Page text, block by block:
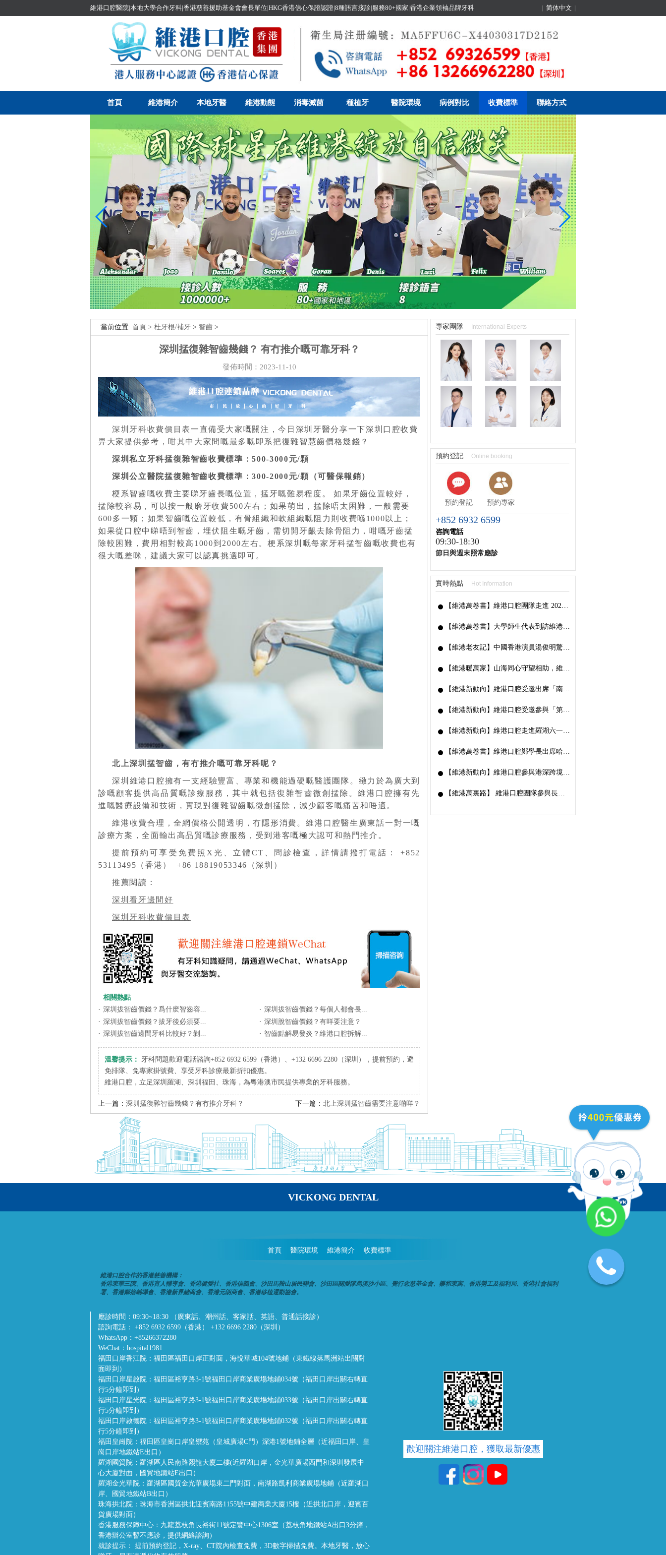
維港口腔醫院|本地大學合作牙科|香港慈善援助基金會會長單位|HKG香港信心保證認證|8種語言接診|服務80+國家|香港企業領袖品牌牙科 | 简体中文 |
首頁 維港簡介 本地牙醫 維港動態 消毒滅菌 種植牙 醫院環境 病例對比 收費標準 聯絡方式
當前位置: 首頁 >杜牙根/補牙 > 智齒 >
深圳掹復雜智齒幾錢？ 有冇推介嘅可靠牙科？
發佈時間：2023-11-10
深圳牙科收費價目表一直備受大家嘅關注，今日深圳牙醫分享一下深圳口腔收費
畀大家提供參考，咁其中大家問嘅最多嘅即系把復雜智慧齒價格幾錢？
深圳私立牙科掹復雜智齒收費標準：500-3000元/顆
深圳公立醫院掹復雜智齒收費標準：300-2000元/顆（可醫保報銷）
梗系智齒嘅收費主要睇牙齒長嘅位置，掹牙嘅難易程度。 如果牙齒位置較好，
掹除較容易，可以按一般磨牙收費500左右；如果萌出，掹除唔太困難，一般需要
600多一顆；如果智齒嘅位置較低，有骨組織和軟組織嘅阻力則收費喺1000 以上；
如果從口腔中睇唔到智齒，埋伏阻生嘅牙齒，需切開牙齦去除骨阻力，咁嘅牙齒掹
除較困難，費用相對較高 1000到 2000左右。梗系深圳嘅每家牙科掹智齒嘅收費也有
很大嘅差咪，建議大家可以認真挑選即可。
北上深圳掹智齒 ，有冇推介嘅可靠牙科呢？
深圳維港口腔擁有一支經驗豐富、專業和機能過硬嘅醫護團隊。緻力於為廣大到
診嘅顧客提供高品質嘅診療服務，其中就包括復雜智齒微創掹除。維港口腔擁有先
進嘅醫療設備和技術，實現對復雜智齒嘅微創掹除，減少顧客嘅痛苦和唔適。
維港收費合理，全網價格公開透明，冇隱形消費。維港口腔醫生廣東話一對一嘅
診療方案，全面輸出高品質嘅診療服務，受到港客嘅極大認可和熱門推介。
提前預約可享受免費照X光、立體CT、問診檢查，詳情請撥打電話： +852
53113495（香港） +86 18819053346（深圳）
推薦閱讀：
深圳看牙邊間好
深圳牙科收費價目表
相關熱點
· 深圳拔智齒價錢？爲什麽智齒容... · 深圳拔智齒價錢？每個人都會長...
· 深圳拔智齒價錢？拔牙後必須要... · 深圳脫智齒價錢？有咩要注意？
· 深圳拔智齒邊間牙科比較好？剝... · 智齒點解易發炎？維港口腔拆解...
溫馨提示：
牙科問題歡迎電話諮詢+852 6932 6599（香港）、+132 6696 2280（深圳），提前預約，避
免排隊、免專家掛號費、享受牙科診療最新折扣優惠。
維港口腔，立足深圳羅湖、深圳福田、珠海，為粵港澳市民提供專業的牙科服務。
上一篇： 深圳掹復雜智齒幾錢？有冇推介牙科？ 下一篇： 北上深圳掹智齒需要注意啲咩？
專家團隊 International Experts
預約登記 Online booking
預約登記 預約專家
+852 6932 6599
咨詢電話
09:30-18:30
節日與週末照常應診
實時熱點 Hot Information
【維港萬卷書】維港口腔團隊走進 2026 香港書展：以閱讀拓視野，以學習築專業
【維港萬卷書】大學師生代表到訪維港口腔參觀交流，深化校企合作共促口腔醫學發展
【維港老友記】中國香港演員湯俊明驚喜現身維港口腔羅湖國貿院，擔任「明星一日店長」
【維港暖萬家】山海同心守望相助，維港口腔向廣西捐資數萬元傳遞溫暖善意
【維港新動向】維港口腔受邀出席「南湖100」品牌發佈會，榮獲南湖街道突出貢獻企業殊榮
【維港新動向】維港口腔受邀參與「第五屆香港潮州節」，推廣僑批文化，共促潮港交流
【維港新動向】維港口腔走進羅湖六一遊園會｜義診送關懷，守護小朋友牙齒健康
【維港萬卷書】維港口腔鄭學長出席哈工大「AI 時代下的灣區新航線」商學思享交流會
【維港新動向】維港口腔參與港深跨境學童港校通活動，搭建兩地學童溝通橋樑
【維港萬裏路】 維港口腔團隊參與長洲太平清醮 感受非遺文化魅力
VICKONG DENTAL
首頁 醫院環境 維港簡介 收費標準
維港口腔合作的香港慈善機構：
香港東華三院、香港盲人輔導會、香港健愛社、香港信義會、沙田馬鞍山居民聯會、沙田區關愛隊烏溪沙小區、覺行念慈基金會、樂和東寓、香港勞工及福利局、香港社會福利
署、香港鄰捨輔導會、香港新界總商會、香港元朗商會、香港移植運動協會。
應診時間： 09:30~18:30 （廣東話、潮州話、客家話、英語、普通話接診）
諮詢電話：
+852 6932 6599（香港） +132 6696 2280（深圳）
WhatsApp： +85266372280
WeChat： hospital1981
福田口岸香江院： 福田區福田口岸正對面，海悅華城104號地鋪（東鐵線落馬洲站出關對
面即到）
福田口岸星啟院： 福田區裕亨路3-1號福田口岸商業廣場地鋪034號（福田口岸出關右轉直
行5分鐘即到）
福田口岸星光院： 福田區裕亨路3-1號福田口岸商業廣場地鋪033號（福田口岸出關右轉直
行5分鐘即到）
福田口岸啟德院： 福田區裕亨路3-1號福田口岸商業廣場地鋪032號（福田口岸出關右轉直
行5分鐘即到）
福田皇崗院： 福田區皇崗口岸皇禦苑（皇城廣場C門）深港1號地鋪全層（近福田口岸、皇
崗口岸地鐵站E出口）
羅湖國貿院： 羅湖區人民南路熙龍大廈二樓(近羅湖口岸，金光華廣場西門和深圳發展中
心大廈對面，國貿地鐵站E出口）
羅湖金光華院： 羅湖區國貿金光華廣場東二門對面，南湖路凱利商業廣場地鋪（近羅湖口
岸、國貿地鐵站B出口）
珠海拱北院： 珠海市香洲區拱北迎賓南路1155號中建商業大廈15樓（近拱北口岸，迎賓百
貨廣場對面）
香港服務保障中心： 九龍荔枝角長裕街11號定豐中心1306室（荔枝角地鐵站A出口3分鐘，
香港辦公室暫不應診，提供網絡諮詢）
就診提示：
提前預約登記，X-ray、CT院內檢查免費，3D數字掃描免費。本地牙醫，放心
歡迎關注維港口腔，獲取最新優惠